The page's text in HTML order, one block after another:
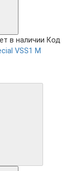
в наличии Код
VSS1 M